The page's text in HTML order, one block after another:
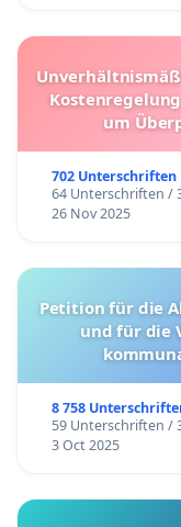
um
702 Unterschriften
64 Unterschriften /
26 Nov 2025
Petition für die Abschaffung der Tötungsstationen
und für die
8 758
59 Unterschriften /
3 Oct 2025